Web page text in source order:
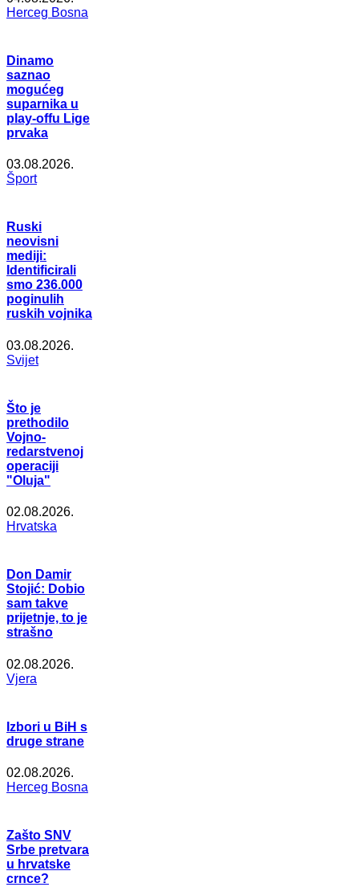
Herceg Bosna
Dinamo
saznao
mogućeg
suparnika u
play-offu Lige
prvaka
03.08.2026.
Šport
Ruski
neovisni
mediji:
Identificirali
smo 236.000
poginulih
ruskih vojnika
03.08.2026.
Svijet
Što je
prethodilo
Vojno-
redarstvenoj
operaciji
"Oluja"
02.08.2026.
Hrvatska
Don Damir
Stojić: Dobio
sam takve
prijetnje, to je
strašno
02.08.2026.
Vjera
Izbori u BiH s
druge strane
02.08.2026.
Herceg Bosna
Zašto SNV
Srbe pretvara
u hrvatske
crnce?